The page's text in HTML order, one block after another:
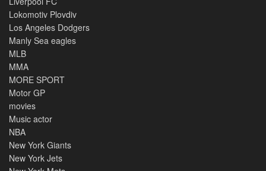
Lokomotiv Plovdiv
Los Angeles Dodgers
Manly Sea eagles
MLB
MMA
MORE SPORT
Motor GP
movies
Music actor
NBA
New York Giants
New York Jets